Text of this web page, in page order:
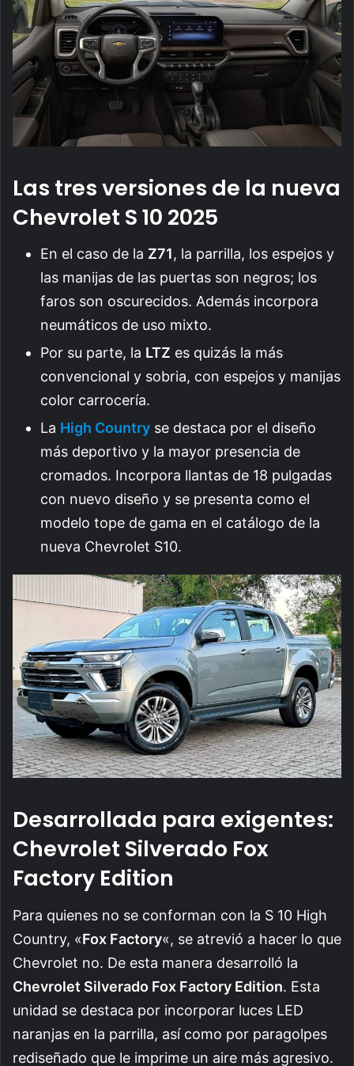
Las tres versiones de la nueva
Chevrolet S 10 2025
En el caso de la Z71, la parrilla, los espejos y
las manijas de las puertas son negros; los
faros son oscurecidos. Además incorpora
neumáticos de uso mixto.
Por su parte, la LTZ es quizás la más
convencional y sobria, con espejos y manijas
color carrocería.
La High Country se destaca por el diseño
más deportivo y la mayor presencia de
cromados. Incorpora llantas de 18 pulgadas
con nuevo diseño y se presenta como el
modelo tope de gama en el catálogo de la
nueva Chevrolet S10.
Desarrollada para exigentes:
Chevrolet Silverado Fox
Factory Edition
Para quienes no se conforman con la S 10 High
Country, «Fox Factory«, se atrevió a hacer lo que
Chevrolet no. De esta manera desarrolló la
Chevrolet Silverado Fox Factory Edition. Esta
unidad se destaca por incorporar luces LED
naranjas en la parrilla, así como por paragolpes
rediseñado que le imprime un aire más agresivo.